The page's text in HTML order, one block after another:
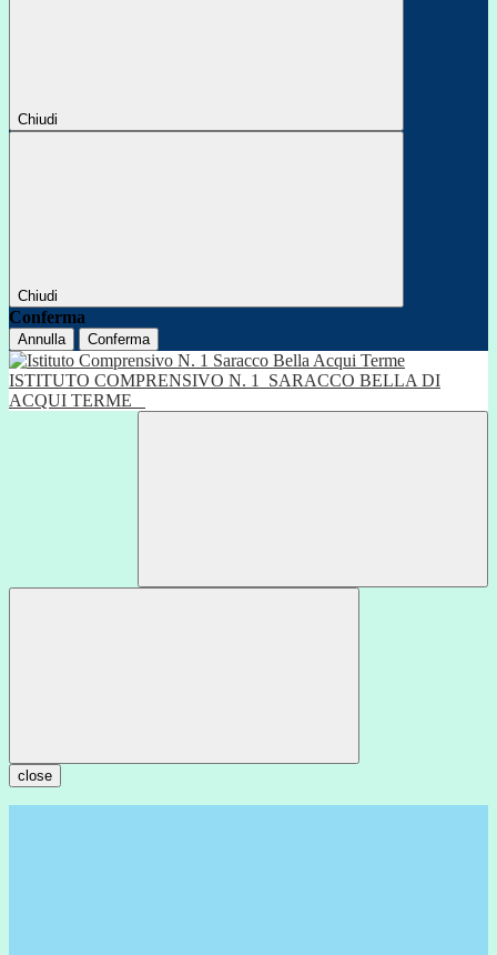
Chiudi
Chiudi
Conferma
Annulla Conferma
ISTITUTO COMPRENSIVO N. 1
SARACCO BELLA DI
ACQUI TERME
close